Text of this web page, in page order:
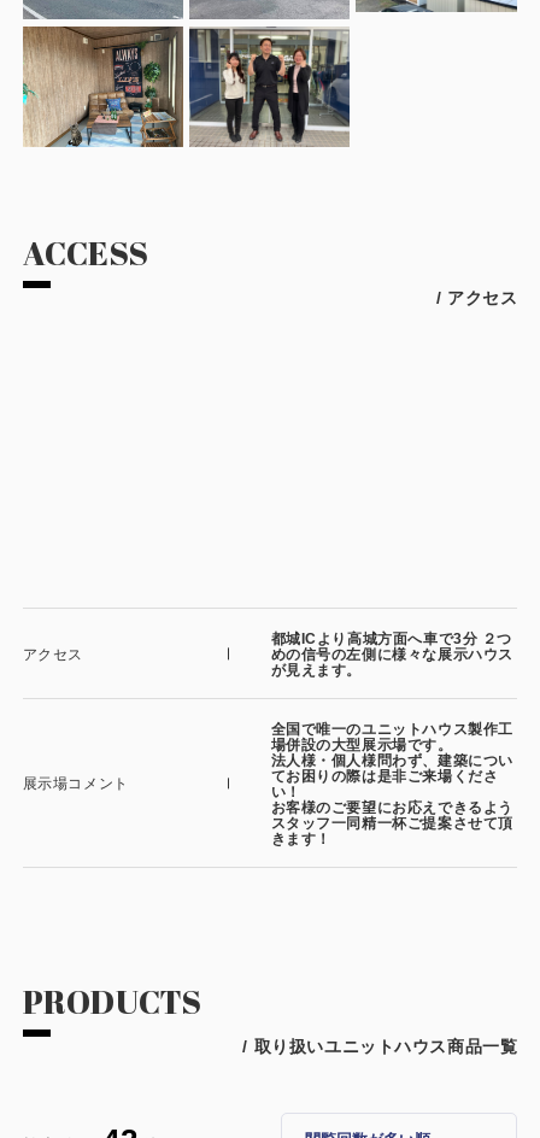
ACCESS
/ アクセス
アクセス
都城ICより高城方面へ車で3分 ２つ
めの信号の左側に様々な展示ハウス
が見えます。
展示場コメント
全国で唯一のユニットハウス製作工
場併設の大型展示場です。
法人様・個人様問わず、建築につい
てお困りの際は是非ご来場くださ
い！
お客様のご要望にお応えできるよう
スタッフ一同精一杯ご提案させて頂
きます！
PRODUCTS
/ 取り扱いユニットハウス商品一覧